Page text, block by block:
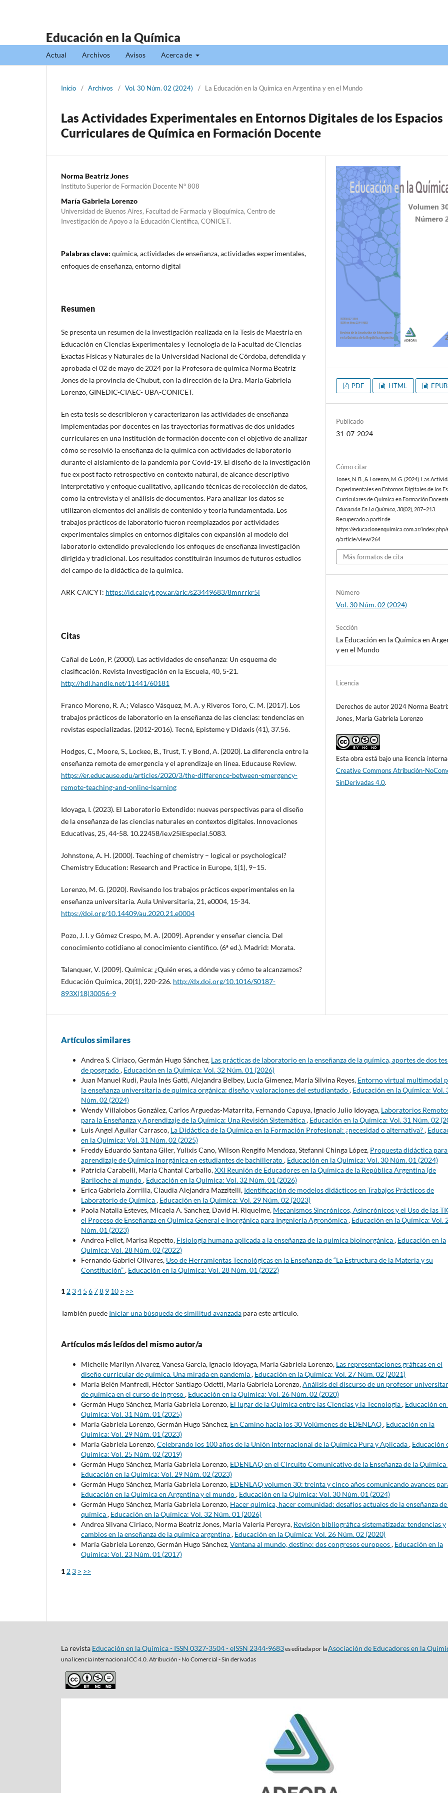
Educación en la Química
Actual Archivos Avisos Acerca de
Inicio / Archivos / Vol. 30 Núm. 02 (2024) / La Educación en la Química en Argentina y en el Mundo
Las Actividades Experimentales en Entornos Digitales de los Espacios
Curriculares de Química en Formación Docente
Norma Beatriz Jones
Instituto Superior de Formación Docente N° 808
María Gabriela Lorenzo
Universidad de Buenos Aires, Facultad de Farmacia y Bioquímica, Centro de
Investigación de Apoyo a la Educación Científica, CONICET.
Palabras clave: química, actividades de enseñanza, actividades experimentales,
enfoques de enseñanza, entorno digital
Resumen
Se presenta un resumen de la investigación realizada en la Tesis de Maestría en
Educación en Ciencias Experimentales y Tecnología de la Facultad de Ciencias
Exactas Físicas y Naturales de la Universidad Nacional de Córdoba, defendida y
aprobada el 02 de mayo de 2024 por la Profesora de química Norma Beatriz
Jones de la provincia de Chubut, con la dirección de la Dra. María Gabriela
Lorenzo, GINEDIC-CIAEC- UBA-CONICET.
En esta tesis se describieron y caracterizaron las actividades de enseñanza
implementadas por docentes en las trayectorias formativas de dos unidades
curriculares en una institución de formación docente con el objetivo de analizar
cómo se resolvió la enseñanza de la química con actividades de laboratorio
durante el aislamiento de la pandemia por Covid-19. El diseño de la investigación
fue ex post facto retrospectivo en contexto natural, de alcance descriptivo
interpretativo y enfoque cualitativo, aplicando técnicas de recolección de datos,
como la entrevista y el análisis de documentos. Para analizar los datos se
utilizaron elementos del análisis de contenido y teoría fundamentada. Los
trabajos prácticos de laboratorio fueron reemplazados por actividades
experimentales simples en entornos digitales con expansión al modelo del
laboratorio extendido prevaleciendo los enfoques de enseñanza investigación
dirigida y tradicional. Los resultados constituirán insumos de futuros estudios
del campo de la didáctica de la química.
ARK CAICYT: https://id.caicyt.gov.ar/ark:/s23449683/8mnrrkr5i
Citas
Cañal de León, P. (2000). Las actividades de enseñanza: Un esquema de
clasificación. Revista Investigación en la Escuela, 40, 5-21.
http://hdl.handle.net/11441/60181
Franco Moreno, R. A.; Velasco Vásquez, M. A. y Riveros Toro, C. M. (2017). Los
trabajos prácticos de laboratorio en la enseñanza de las ciencias: tendencias en
revistas especializadas. (2012-2016). Tecné, Episteme y Didaxis (41), 37.56.
Hodges, C., Moore, S., Lockee, B., Trust, T. y Bond, A. (2020). La diferencia entre la
enseñanza remota de emergencia y el aprendizaje en línea. Educause Review.
https://er.educause.edu/articles/2020/3/the-difference-between-emergency-
remote-teaching-and-online-learning
Idoyaga, I. (2023). El Laboratorio Extendido: nuevas perspectivas para el diseño
de la enseñanza de las ciencias naturales en contextos digitales. Innovaciones
Educativas, 25, 44-58. 10.22458/ie.v25iEspecial.5083.
Johnstone, A. H. (2000). Teaching of chemistry – logical or psychological?
Chemistry Education: Research and Practice in Europe, 1(1), 9–15.
Lorenzo, M. G. (2020). Revisando los trabajos prácticos experimentales en la
enseñanza universitaria. Aula Universitaria, 21, e0004, 15-34.
https://doi.org/10.14409/au.2020.21.e0004
Pozo, J. I. y Gómez Crespo, M. A. (2009). Aprender y enseñar ciencia. Del
conocimiento cotidiano al conocimiento científico. (6ª ed.). Madrid: Morata.
Talanquer, V. (2009). Química: ¿Quién eres, a dónde vas y cómo te alcanzamos?
Educación Química, 20(1), 220-226. http://dx.doi.org/10.1016/S0187-
893X(18)30056-9
PDF HTML EPUB
Publicado
31-07-2024
Cómo citar
Jones, N. B., & Lorenzo, M. G. (2024). Las
Experimentales en Entornos Digitales de los
Curriculares de Química en Formación
Educación En La Química ,30(02), 207–213.
Recuperado a partir de
https://educacionenquimica.com.ar/index.php/
q/article/view/264
Más formatos de cita
Número
Vol. 30 Núm. 02 (2024)
Sección
La Educación en la Química en
y en el Mundo
Licencia
Derechos de autor 2024 Norma
Jones, María Gabriela Lorenzo
Esta obra está bajo una licencia
Creative Commons Atribución-
SinDerivadas 4.0.
Artículos similares
Andrea S. Ciriaco, Germán Hugo Sánchez, Las prácticas de laboratorio en la enseñanza de la química, aportes de dos
de posgrado, Educación en la Química: Vol. 32 Núm. 01 (2026)
Juan Manuel Rudi, Paula Inés Gatti, Alejandra Belbey, Lucía Gimenez, María Silvina Reyes, Entorno virtual multimodal
la enseñanza universitaria de química orgánica: diseño y valoraciones del estudiantado, Educación en la Química: Vol.
Núm. 02 (2024)
Wendy Villalobos González, Carlos Arguedas-Matarrita, Fernando Capuya, Ignacio Julio Idoyaga, Laboratorios
para la Enseñanza y Aprendizaje de la Química: Una Revisión Sistemática, Educación en la Química: Vol. 31 Núm. 02
Luis Angel Aguilar Carrasco, La Didáctica de la Química en la Formación Profesional: ¿necesidad o alternativa?,
en la Química: Vol. 31 Núm. 02 (2025)
Freddy Eduardo Santana Giler, Yulixis Cano, Wilson Rengifo Mendoza, Stefanni Chinga López, Propuesta didáctica
aprendizaje de Química Inorgánica en estudiantes de bachillerato, Educación en la Química: Vol. 30 Núm. 01 (2024)
Patricia Carabelli, María Chantal Carballo,XXI Reunión de Educadores en la Química de la República Argentina (de
Bariloche al mundo, Educación en la Química: Vol. 32 Núm. 01 (2026)
Erica Gabriela Zorrilla, Claudia Alejandra Mazzitelli, Identificación de modelos didácticos en Trabajos Prácticos de
Laboratorio de Química, Educación en la Química: Vol. 29 Núm. 02 (2023)
Paola Natalia Esteves, Micaela A. Sanchez, David H. Riquelme, Mecanismos Sincrónicos, Asincrónicos y el Uso de las
el Proceso de Enseñanza en Química General e Inorgánica para Ingeniería Agronómica, Educación en la Química: Vol.
Núm. 01 (2023)
Andrea Fellet, Marisa Repetto, Fisiología humana aplicada a la enseñanza de la química bioinorgánica, Educación en la
Química: Vol. 28 Núm. 02 (2022)
Fernando Gabriel Olivares, Uso de Herramientas Tecnológicas en la Enseñanza de “La Estructura de la Materia y su
Constitución”, Educación en la Química: Vol. 28 Núm. 01 (2022)
1 2 34 5 678 9 10 > >>
También puede Iniciar una búsqueda de similitud avanzada para este artículo.
Artículos más leídos del mismo autor/a
Michelle Marilyn Alvarez, Vanesa García, Ignacio Idoyaga, María Gabriela Lorenzo, Las representaciones gráficas en el
diseño curricular de química. Una mirada en pandemia, Educación en la Química: Vol. 27 Núm. 02 (2021)
María Belén Manfredi, Héctor Santiago Odetti, María Gabriela Lorenzo,Análisis del discurso de un profesor
de química en el curso de ingreso, Educación en la Química: Vol. 26 Núm. 02 (2020)
Germán Hugo Sánchez, María Gabriela Lorenzo, El lugar de la Química entre las Ciencias y la Tecnología, Educación en
Química: Vol. 31 Núm. 01 (2025)
María Gabriela Lorenzo, Germán Hugo Sánchez, En Camino hacia los 30 Volúmenes de EDENLAQ, Educación en la
Química: Vol. 29 Núm. 01 (2023)
María Gabriela Lorenzo,Celebrando los 100 años de la Unión Internacional de la Química Pura y Aplicada, Educación
Química: Vol. 25 Núm. 02 (2019)
Germán Hugo Sánchez, María Gabriela Lorenzo, EDENLAQ en el Circuito Comunicativo de la Enseñanza de la Química
Educación en la Química: Vol. 29 Núm. 02 (2023)
Germán Hugo Sánchez, María Gabriela Lorenzo, EDENLAQ volumen 30: treinta y cinco años comunicando avances
Educación en la Química en Argentina y el mundo, Educación en la Química: Vol. 30 Núm. 01 (2024)
Germán Hugo Sánchez, María Gabriela Lorenzo, Hacer química, hacer comunidad: desafíos actuales de la enseñanza
química, Educación en la Química: Vol. 32 Núm. 01 (2026)
Andrea Silvana Ciriaco, Norma Beatriz Jones, Maria Valeria Pereyra, Revisión bibliográfica sistematizada: tendencias y
cambios en la enseñanza de la química argentina, Educación en la Química: Vol. 26 Núm. 02 (2020)
María Gabriela Lorenzo, Germán Hugo Sánchez,Ventana al mundo, destino: dos congresos europeos, Educación en la
Química: Vol. 23 Núm. 01 (2017)
1 2 3 > >>
La revista Educación en la Química - ISSN 0327-3504 - eISSN 2344-9683es editada por laAsociación de Educadores en la
una licencia internacional CC 4.0. Atribución - No Comercial - Sin derivadas